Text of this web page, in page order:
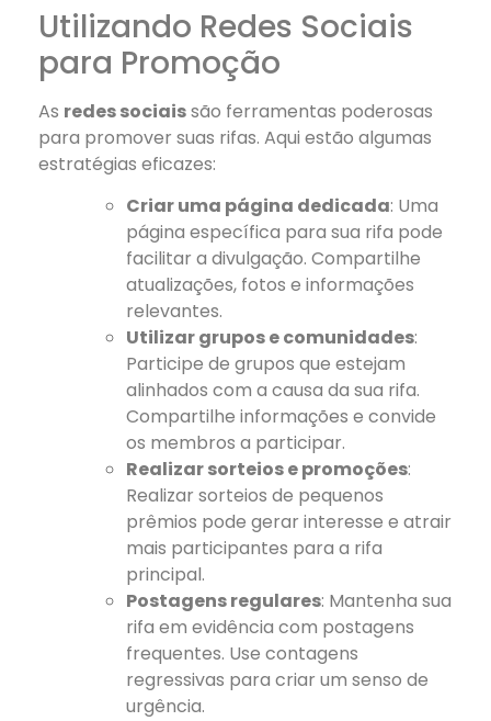
Utilizando Redes Sociais
para Promoção
As redes sociaissão ferramentas poderosas
para promover suas rifas. Aqui estão algumas
estratégias eficazes:
Criar uma página dedicada: Uma
página específica para sua rifa pode
facilitar a divulgação. Compartilhe
atualizações, fotos e informações
relevantes.
Utilizar grupos e comunidades:
Participe de grupos que estejam
alinhados com a causa da sua rifa.
Compartilhe informações e convide
os membros a participar.
Realizar sorteios e promoções:
Realizar sorteios de pequenos
prêmios pode gerar interesse e atrair
mais participantes para a rifa
principal.
Postagens regulares: Mantenha sua
rifa em evidência com postagens
frequentes. Use contagens
regressivas para criar um senso de
urgência.